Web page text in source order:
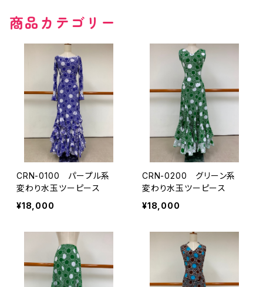
その他の柄
商品カテゴリー
CRN-0100 パープル系
変わり水玉ツーピース
¥18,000
CRN-0200 グリーン系
変わり水玉ツーピース
¥18,000